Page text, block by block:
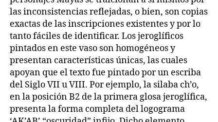
las inconsistencias reflejadas, o bien, son copias
exactas de las inscripciones existentes y por lo
tanto fáciles de identificar. Los jeroglíficos
pintados en este vaso son homogéneos y
presentan características únicas, las cuales
apoyan que el texto fue pintado por un escriba
del Siglo VII u VIII. Por ejemplo, la silaba ch’o,
en la posición B2 de la primera glosa jeroglífica,
presenta la forma completa del logograma